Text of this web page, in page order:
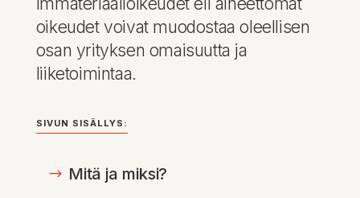
oikeudet voivat muodostaa oleellisen
osan yrityksen omaisuutta ja
liiketoimintaa.
SIVUN SISÄLLYS:
Mitä ja miksi?